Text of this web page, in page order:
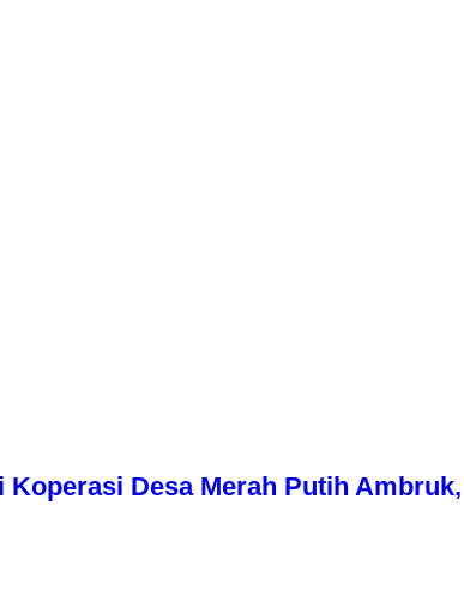
Koperasi Desa Merah Putih